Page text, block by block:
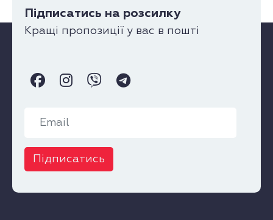
Підписатись на розсилку
Кращі пропозиції у вас в пошті
Підписатись